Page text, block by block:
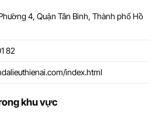
4, Quận Tân Bình, Thành phố Hồ
82
index.html
khu vực